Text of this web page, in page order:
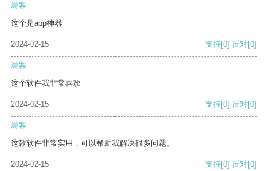
游客
这个是app神器
2024-02-15 支持[0] 反对[0]
游客
这个软件我非常喜欢
2024-02-15 支持[0] 反对[0]
游客
这款软件非常实用，可以帮助我解决很多问题。
2024-02-15 支持[0] 反对[0]